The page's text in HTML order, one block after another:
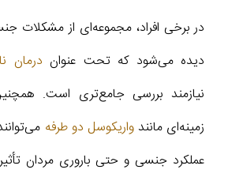
در برخی افراد، مجموعه‌ای از مشکلات
دیده می‌شود که تحت عنوان درمان
نیازمند بررسی جامع‌تری است.
زمینه‌ای مانندواریکوسل دو طرفه
عملکرد جنسی و حتی باروری مردان